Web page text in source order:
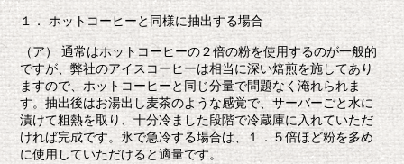
１． ホットコーヒーと同様に抽出する場合
（ア） 通常はホットコーヒーの２倍の粉を使用するのが一般的
ですが、弊社のアイスコーヒーは相当に深い焙煎を施してあり
ますので、ホットコーヒーと同じ分量で問題なく淹れられま
す。抽出後はお湯出し麦茶のような感覚で、サーバーごと水に
漬けて粗熱を取り、十分冷ました段階で冷蔵庫に入れていただ
ければ完成です。氷で急冷する場合は、１．５倍ほど粉を多め
に使用していただけると適量です。